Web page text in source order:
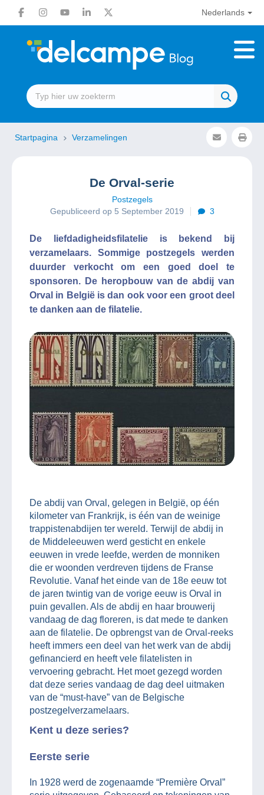
Nederlands
Startpagina Verzamelingen
De Orval-serie
Postzegels
Gepubliceerd op 5 September 2019
3
De liefdadigheidsfilatelie is bekend bij
verzamelaars. Sommige postzegels werden
duurder verkocht om een goed doel te
sponsoren. De heropbouw van de abdij van
Orval in België is dan ook voor een groot deel
te danken aan de filatelie.
De abdij van Orval, gelegen in België, op één
kilometer van Frankrijk, is één van de weinige
trappistenabdijen ter wereld. Terwijl de abdij in
de Middeleeuwen werd gesticht en enkele
eeuwen in vrede leefde, werden de monniken
die er woonden verdreven tijdens de Franse
Revolutie. Vanaf het einde van de 18e eeuw tot
de jaren twintig van de vorige eeuw is Orval in
puin gevallen. Als de abdij en haar brouwerij
vandaag de dag floreren, is dat mede te danken
aan de filatelie. De opbrengst van de Orval-reeks
heeft immers een deel van het werk van de abdij
gefinancierd en heeft vele filatelisten in
vervoering gebracht. Het moet gezegd worden
dat deze series vandaag de dag deel uitmaken
van de “must-have” van de Belgische
postzegelverzamelaars.
Kent u deze series?
Eerste serie
In 1928 werd de zogenaamde “Première Orval”